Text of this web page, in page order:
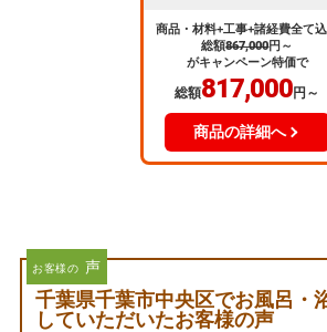
商品・材料+工事+諸経費全て
総額867,000円～
がキャンペーン特価で
総額817,000円～
商品の詳細へ
お客様の 声
千葉県千葉市中央区でお風呂・
していただいたお客様の声